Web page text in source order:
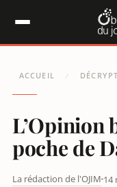
ACCUEIL /
L’Opinion
poche de
La rédaction de l'OJIM 14
Panneau de gestion